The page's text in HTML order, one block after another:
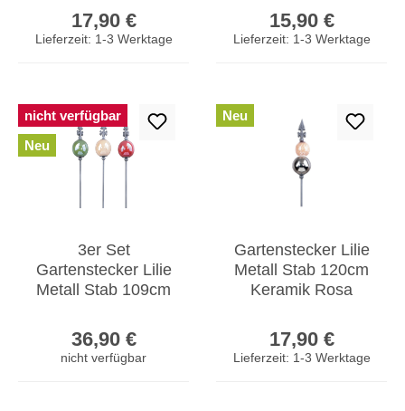
33cm Gartendeko
Wandkunst
17,90 €
Lieferzeit: 1-3 Werktage
Willkommen
Gartendeko
15,90 €
Lieferzeit: 1-3 Werktage
nicht verfügbar
Neu
3er Set
Gartenstecker Lilie
Metall Stab 109cm
Beetstecker
Gartendeko
36,90 €
nicht verfügbar
Neu
Gartenstecker Lilie
Metall Stab 120cm
Keramik Rosa
Gartendeko
17,90 €
Lieferzeit: 1-3 Werktage